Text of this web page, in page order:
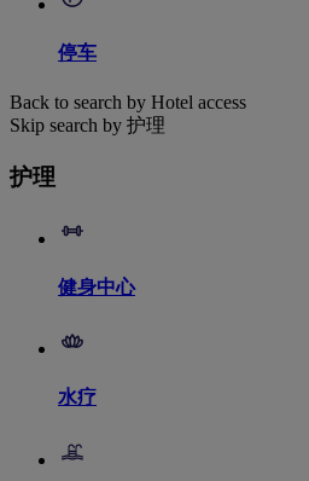
停车
Back to search by Hotel access
Skip search by 护理
护理
健身中心
水疗